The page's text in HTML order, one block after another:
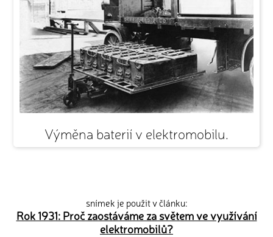
Výměna baterií v elektromobilu.
snímek je použit v článku:
Rok 1931: Proč zaostáváme za světem ve využívání
elektromobilů?